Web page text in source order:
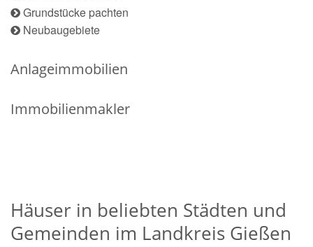
Grundstücke pachten
Neubaugebiete
Anlageimmobilien
Immobilienmakler
Häuser in beliebten Städten und
Gemeinden im Landkreis Gießen